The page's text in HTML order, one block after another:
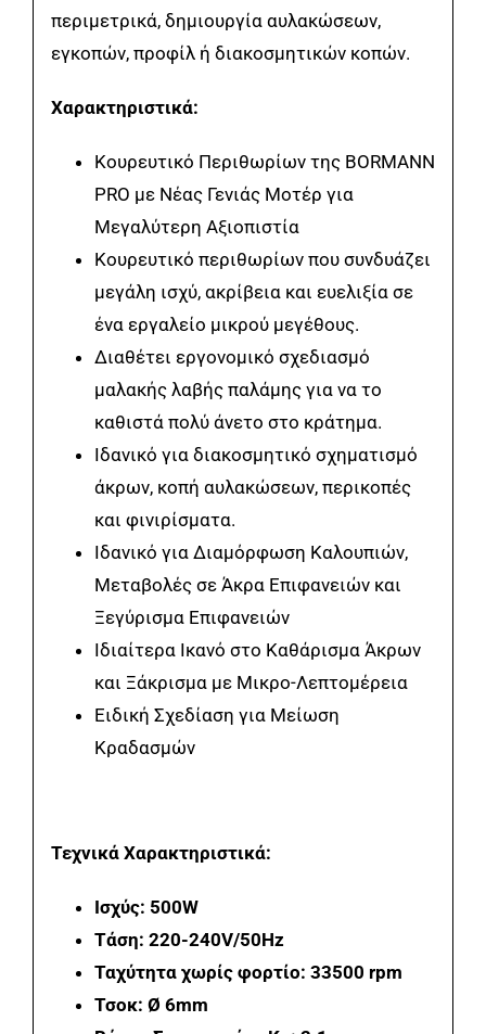
περιμετρικά, δημιουργία αυλακώσεων,
εγκοπών, προφίλ ή διακοσμητικών κοπών.
Χαρακτηριστικά:
Κουρευτικό Περιθωρίων της BORMANN
PRO με Νέας Γενιάς Μοτέρ για
Μεγαλύτερη Αξιοπιστία
Κουρευτικό περιθωρίων που συνδυάζει
μεγάλη ισχύ, ακρίβεια και ευελιξία σε
ένα εργαλείο μικρού μεγέθους.
Διαθέτει εργονομικό σχεδιασμό
μαλακής λαβής παλάμης για να το
καθιστά πολύ άνετο στο κράτημα.
Ιδανικό για διακοσμητικό σχηματισμό
άκρων, κοπή αυλακώσεων, περικοπές
και φινιρίσματα.
Ιδανικό για Διαμόρφωση Καλουπιών,
Μεταβολές σε Άκρα Επιφανειών και
Ξεγύρισμα Επιφανειών
Ιδιαίτερα Ικανό στο Καθάρισμα Άκρων
και Ξάκρισμα με Μικρο-Λεπτομέρεια
Ειδική Σχεδίαση για Μείωση
Κραδασμών
Τεχνικά Χαρακτηριστικά:
Ισχύς: 500W
Τάση: 220-240V/50Hz
Ταχύτητα χωρίς φορτίο: 33500 rpm
Τσοκ: Ø 6mm